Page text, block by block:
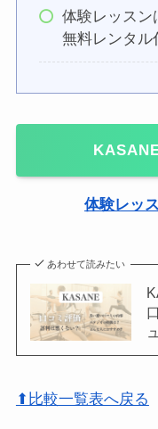
体験レッスン
無料レンタル
体験レッ
あわせて読みたい
⬆比較一覧表へ戻る